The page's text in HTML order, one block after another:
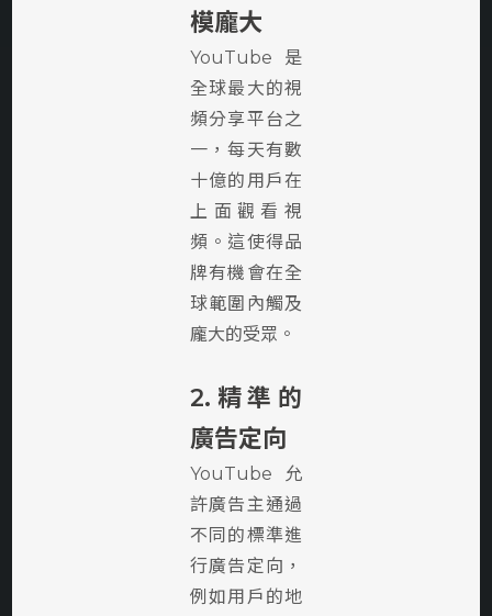
模龐大
YouTube是
全球最大的視
頻分享平台之
一，每天有數
十億的用戶在
上面觀看視
頻。這使得品
牌有機會在全
球範圍內觸及
龐大的受眾。
2.精準的
廣告定向
YouTube允
許廣告主通過
不同的標準進
行廣告定向，
例如用戶的地